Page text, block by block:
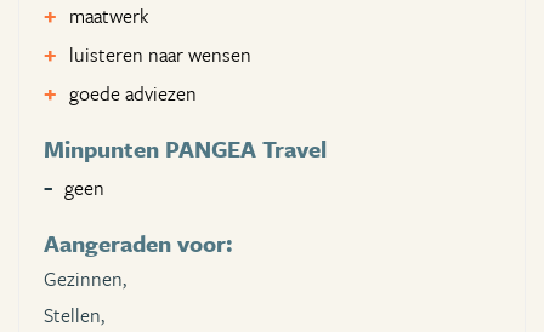
maatwerk
luisteren naar wensen
goede adviezen
Minpunten PANGEA Travel
geen
Aangeraden voor:
Gezinnen,
Stellen,